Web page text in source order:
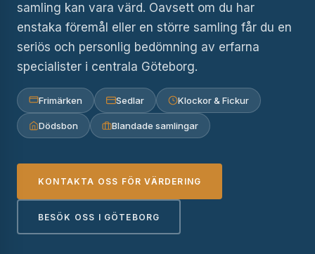
samling kan vara värd. Oavsett om du har
enstaka föremål eller en större samling får du en
seriös och personlig bedömning av erfarna
specialister i centrala Göteborg.
Frimärken Sedlar Klockor & Fickur
Dödsbon Blandade samlingar
KONTAKTA OSS FÖR VÄRDERING
BESÖK OSS I GÖTEBORG